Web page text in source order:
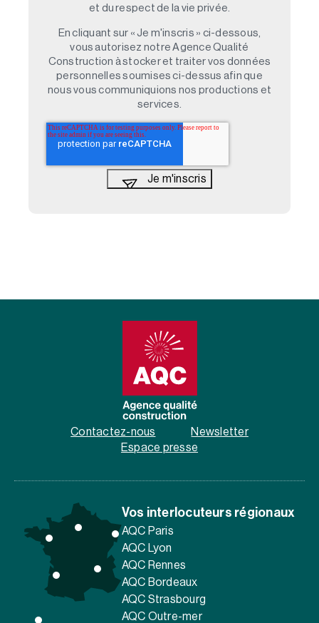
et du respect de la vie privée.
En cliquant sur « Je m'inscris » ci-dessous,
vous autorisez notre Agence Qualité
Construction à stocker et traiter vos données
personnelles soumises ci-dessus afin que
nous vous communiquions nos productions et
services.
Contactez-nous
Newsletter
Espace presse
Vos interlocuteurs régionaux
AQC Paris
AQC Lyon
AQC Rennes
AQC Bordeaux
AQC Strasbourg
AQC Outre-mer